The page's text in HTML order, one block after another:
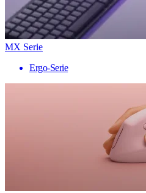
MX Serie
Ergo-Serie